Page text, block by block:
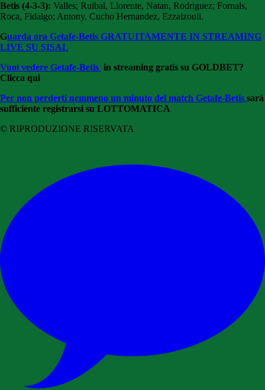
Betis (4-3-3): Valles; Ruibal, Llorente, Natan, Rodriguez; Fornals,
Roca, Fidalgo; Antony, Cucho Hernandez, Ezzalzouli.
Guarda ora Getafe-Betis GRATUITAMENTE IN STREAMING
LIVE SU SISAL
Vuoi vedere Getafe-Betis in streaming gratis su GOLDBET?
Clicca qui
Per non perderti nemmeno un minuto del match Getafe-Betis sarà
sufficiente registrarsi su LOTTOMATICA
© RIPRODUZIONE RISERVATA